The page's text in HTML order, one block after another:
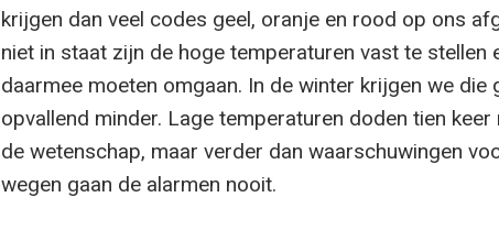
krijgen dan veel codes geel, oranje en rood op ons
niet in staat zijn de hoge temperaturen vast te stellen
daarmee moeten omgaan. In de winter krijgen we die
opvallend minder. Lage temperaturen doden tien
de wetenschap, maar verder dan waarschuwingen
wegen gaan de alarmen nooit.